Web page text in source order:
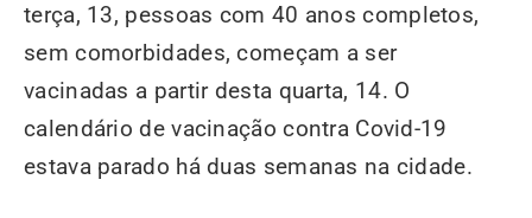
terça, 13, pessoas com 40 anos completos,
sem comorbidades, começam a ser
vacinadas a partir desta quarta, 14. O
calendário de vacinação contra Covid-19
estava parado há duas semanas na cidade.